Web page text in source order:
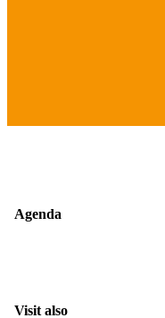
Agenda
Visit also